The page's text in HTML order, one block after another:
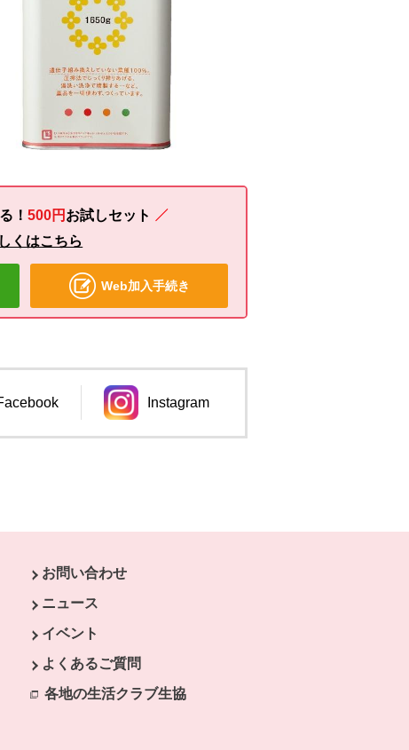
！ 500円 お試しセット
くはこちら
Web加入手続き
ンドウで開きます。
Instagram
別のウィンドウで開きます。
開きます。
ます。
開きます。
お問い合わせ
ニュース
イベント
よくあるご質問
各地の生活クラブ生協